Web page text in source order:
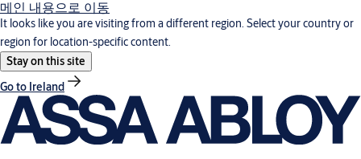
메인 내용으로 이동
It looks like you are visiting from a different region. Select your country or
region for location-specific content.
Stay on this site
Go to Ireland